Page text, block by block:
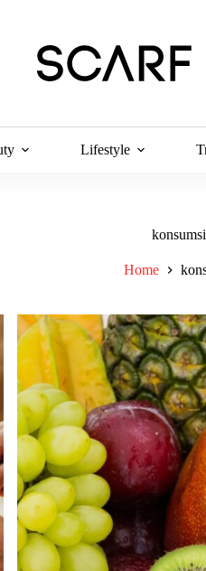
Lifestyle
Home